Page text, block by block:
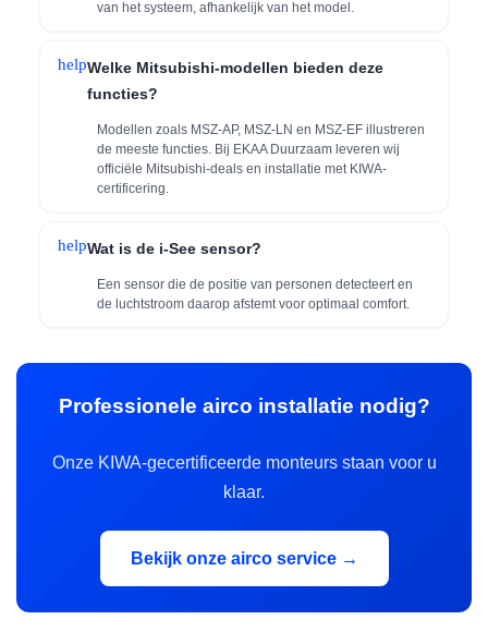
van het systeem, afhankelijk van het model.
helpWelke Mitsubishi-modellen bieden deze
functies?
Modellen zoals MSZ-AP, MSZ-LN en MSZ-EF illustreren
de meeste functies. Bij EKAA Duurzaam leveren wij
officiële Mitsubishi-deals en installatie met KIWA-
certificering.
helpWat is de i-See sensor?
Een sensor die de positie van personen detecteert en
de luchtstroom daarop afstemt voor optimaal comfort.
Professionele airco installatie nodig?
Onze KIWA-gecertificeerde monteurs staan voor u
klaar.
Bekijk onze airco service →